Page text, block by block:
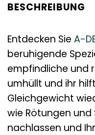
BESCHREIBUNG
Entdecken Sie A-
beruhigende
empfindliche und
umhüllt und ihr
Gleichgewicht
wie Rötungen
nachlassen und